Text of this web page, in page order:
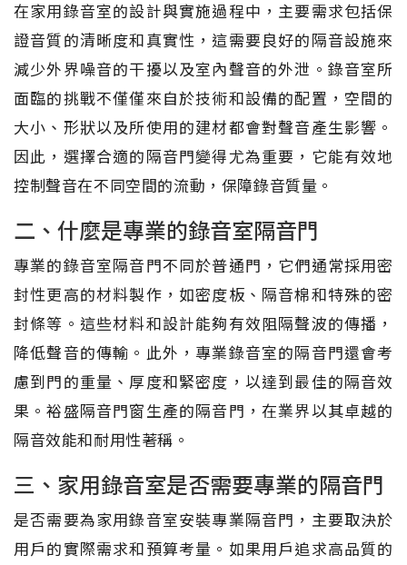
在家用錄音室的設計與實施過程中，主要需求包括保
證音質的清晰度和真實性，這需要良好的隔音設施來
減少外界噪音的干擾以及室內聲音的外泄。錄音室所
面臨的挑戰不僅僅來自於技術和設備的配置，空間的
大小、形狀以及所使用的建材都會對聲音產生影響。
因此，選擇合適的隔音門變得尤為重要，它能有效地
控制聲音在不同空間的流動，保障錄音質量。
二、什麼是專業的錄音室隔音門
專業的錄音室隔音門不同於普通門，它們通常採用密
封性更高的材料製作，如密度板、隔音棉和特殊的密
封條等。這些材料和設計能夠有效阻隔聲波的傳播，
降低聲音的傳輸。此外，專業錄音室的隔音門還會考
慮到門的重量、厚度和緊密度，以達到最佳的隔音效
果。裕盛隔音門窗生產的隔音門，在業界以其卓越的
隔音效能和耐用性著稱。
三、家用錄音室是否需要專業的隔音門
是否需要為家用錄音室安裝專業隔音門，主要取決於
用戶的實際需求和預算考量。如果用戶追求高品質的